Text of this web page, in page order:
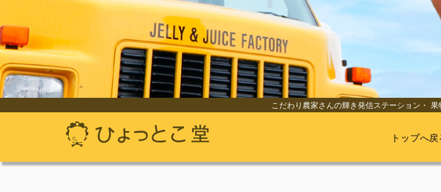
こだわり農家さんの輝き発信ステーション・ 果
トップへ戻